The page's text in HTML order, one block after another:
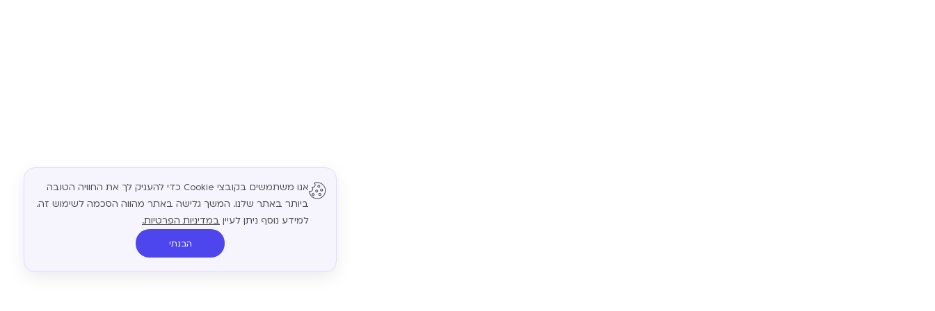
אנו משתמשים בקובצי Cookie כדי להעניק לך את החוויה הטובה
ביותר באתר שלנו. המשך גלישה באתר מהווה הסכמה לשימוש זה.
למידע נוסף ניתן לעיין במדיניות הפרטיות.
הבנתי